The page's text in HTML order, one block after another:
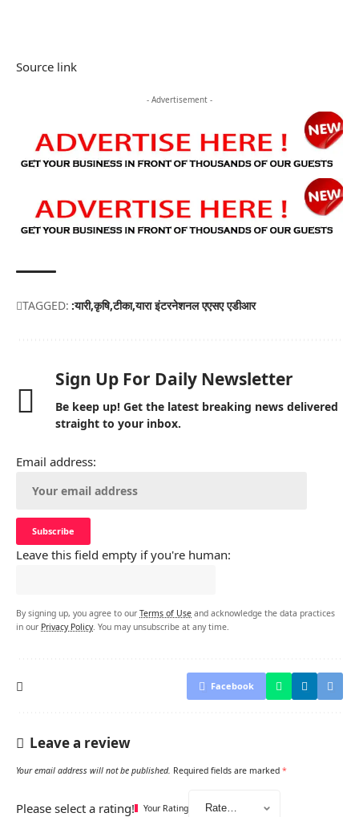
Source link
- Advertisement -
TAGGED: :यारी कृषि टीका यारा इंटरनेशनल एएसए एडीआर
Sign Up For Daily Newsletter
Be keep up! Get the latest breaking news delivered
straight to your inbox.
Email address:
Leave this field empty if you're human:
By signing up, you agree to our Terms of Use and acknowledge the data practices
in our Privacy Policy. You may unsubscribe at any time.
Facebook
Leave a review
Your email address will not be published. Required fields are marked *
Please select a rating! Your Rating